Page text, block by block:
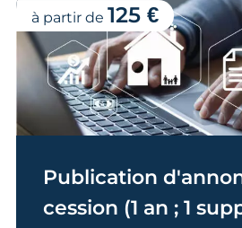
Publication
cession (1 an ; 1
à partir de 125 €